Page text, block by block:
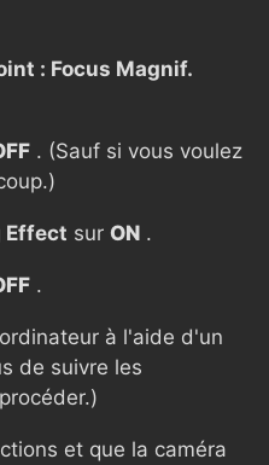
: Focus Magnif.
. (Sauf si vous voulez
Effect sur ON .
.
à l'aide d'un
de suivre les
et que la caméra